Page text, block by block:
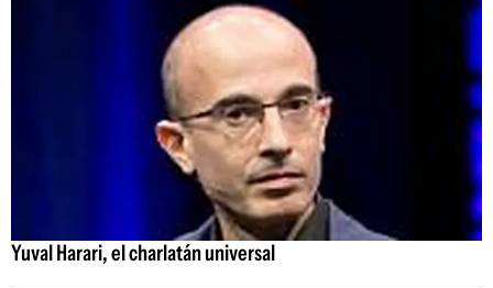
Yuval Harari, el charlatán universal